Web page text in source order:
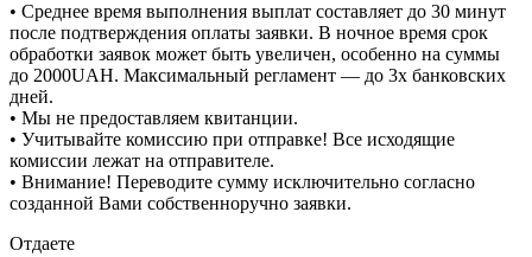
• Среднее время выполнения выплат составляет до 30 минут
после подтверждения оплаты заявки. В ночное время срок
обработки заявок может быть увеличен, особенно на суммы
до 2000UAH. Максимальный регламент — до 3х банковских
дней.
• Мы не предоставляем квитанции.
• Учитывайте комиссию при отправке! Все исходящие
комиссии лежат на отправителе.
• Внимание! Переводите сумму исключительно согласно
созданной Вами собственноручно заявки.
Отдаете